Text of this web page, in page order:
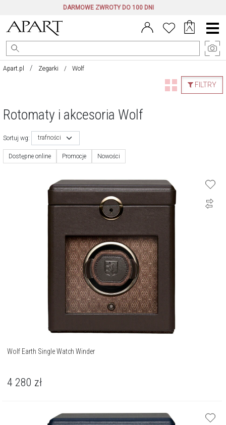
DARMOWE ZWROTY DO 100 DNI
Menu
główne
Apart.pl Zegarki Wolf
FILTRY
Rotomaty i akcesoria Wolf
Sortuj wg: trafności
Dostępne online Promocje Nowości
Wolf Earth Single Watch Winder
4 280 zł